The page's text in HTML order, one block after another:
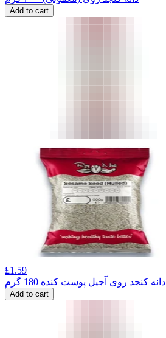
Add to cart
£1.59
دانه کنجد روی آجیل پوست کنده 180 گرم
Add to cart